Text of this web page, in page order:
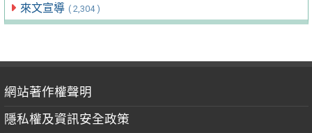
來文宣導 ( 2,304 )
網站著作權聲明
隱私權及資訊安全政策